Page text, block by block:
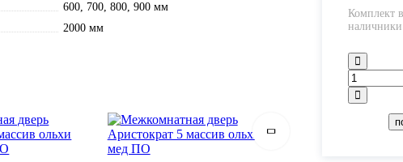
600, 700, 800, 900 мм
2000 мм
Комплект